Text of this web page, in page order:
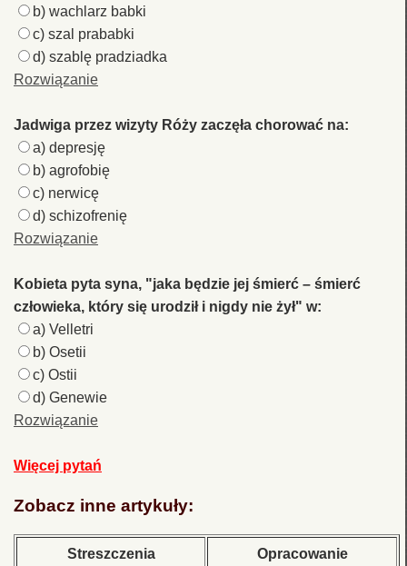
b) wachlarz babki
c) szal prababki
d) szablę pradziadka
Rozwiązanie
Jadwiga przez wizyty Róży zaczęła chorować na:
a) depresję
b) agrofobię
c) nerwicę
d) schizofrenię
Rozwiązanie
Kobieta pyta syna, "jaka będzie jej śmierć – śmierć
człowieka, który się urodził i nigdy nie żył" w:
a) Velletri
b) Osetii
c) Ostii
d) Genewie
Rozwiązanie
Więcej pytań
Zobacz inne artykuły:
Streszczenia Opracowanie